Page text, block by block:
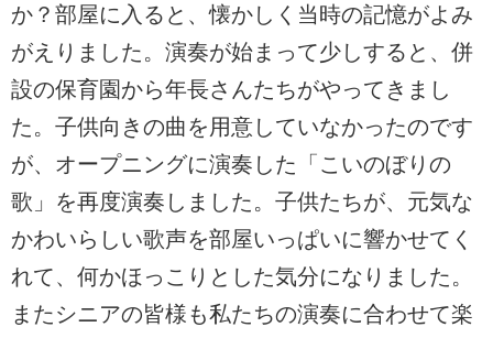
か？部屋に入ると、懐かしく当時の記憶がよみ
がえりました。演奏が始まって少しすると、併
設の保育園から年長さんたちがやってきまし
た。子供向きの曲を用意していなかったのです
が、オープニングに演奏した「こいのぼりの
歌」を再度演奏しました。子供たちが、元気な
かわいらしい歌声を部屋いっぱいに響かせてく
れて、何かほっこりとした気分になりました。
またシニアの皆様も私たちの演奏に合わせて楽